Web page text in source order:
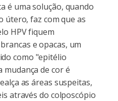
é uma solução, quando
útero, faz com que as
HPV fiquem
e opacas, um
como "epitélio
mudança de cor é
as áreas suspeitas,
através do colposcópio